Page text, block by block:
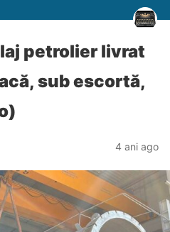
petrolier livrat
sub escortă,
4 ani ago